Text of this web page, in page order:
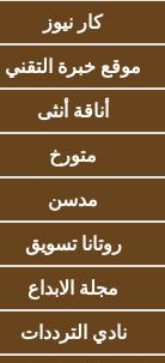
كار نيوز
موقع خبرة التقني
أناقة أنثى
متورخ
مدسن
روتانا تسويق
مجلة الابداع
نادي الترددات